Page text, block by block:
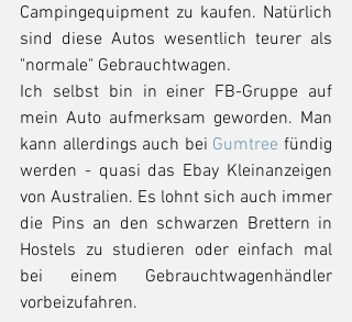
Campingequipment zu kaufen. Natürlich
sind diese Autos wesentlich teurer als
"normale" Gebrauchtwagen.
Ich selbst bin in einer FB-Gruppe auf
mein Auto aufmerksam geworden. Man
kann allerdings auch bei Gumtree fündig
werden - quasi das Ebay Kleinanzeigen
von Australien. Es lohnt sich auch immer
die Pins an den schwarzen Brettern in
Hostels zu studieren oder einfach mal
bei einem Gebrauchtwagenhändler
vorbeizufahren.